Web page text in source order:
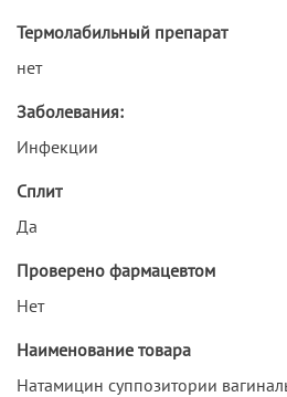
Термолабильный препарат
нет
Заболевания:
Инфекции
Сплит
Да
Проверено фармацевтом
Нет
Наименование товара
Натамицин суппозитории